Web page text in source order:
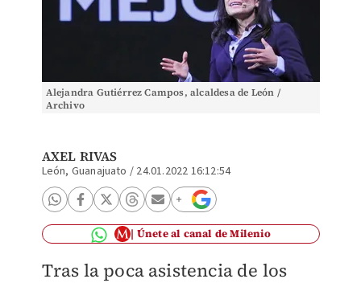
Alejandra Gutiérrez Campos, alcaldesa de León /
Archivo
AXEL RIVAS
León, Guanajuato / 24.01.2022 16:12:54
Únete al canal de Milenio
Tras la poca asistencia de los